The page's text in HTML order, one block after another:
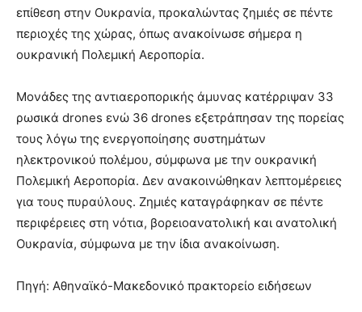
επίθεση στην Ουκρανία, προκαλώντας ζημιές σε πέντε
περιοχές της χώρας, όπως ανακοίνωσε σήμερα η
ουκρανική Πολεμική Αεροπορία.
Μονάδες της αντιαεροπορικής άμυνας κατέρριψαν 33
ρωσικά drones ενώ 36 drones εξετράπησαν της πορείας
τους λόγω της ενεργοποίησης συστημάτων
ηλεκτρονικού πολέμου, σύμφωνα με την ουκρανική
Πολεμική Αεροπορία. Δεν ανακοινώθηκαν λεπτομέρειες
για τους πυραύλους. Ζημιές καταγράφηκαν σε πέντε
περιφέρειες στη νότια, βορειοανατολική και ανατολική
Ουκρανία, σύμφωνα με την ίδια ανακοίνωση.
Πηγή: Αθηναϊκό-Μακεδονικό πρακτορείο ειδήσεων